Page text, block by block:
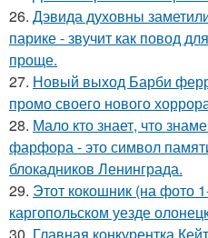
26. Дэвида духовны
парике - звучит как повод
проще.
27. Новый выход Барби
промо своего нового
28. Мало кто знает, что
фарфора - это символ
блокадников Ленинграда.
29. Этот кокошник (на фото
каргопольском уезде